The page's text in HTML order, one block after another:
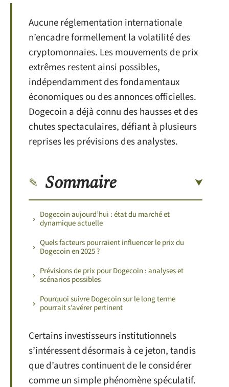
Aucune réglementation internationale
n’encadre formellement la volatilité des
cryptomonnaies. Les mouvements de prix
extrêmes restent ainsi possibles,
indépendamment des fondamentaux
économiques ou des annonces officielles.
Dogecoin a déjà connu des hausses et des
chutes spectaculaires, défiant à plusieurs
reprises les prévisions des analystes.
Sommaire
Dogecoin aujourd’hui : état du marché et
dynamique actuelle
Quels facteurs pourraient influencer le prix du
Dogecoin en 2025 ?
Prévisions de prix pour Dogecoin : analyses et
scénarios possibles
Pourquoi suivre Dogecoin sur le long terme
pourrait s’avérer pertinent
Certains investisseurs institutionnels
s’intéressent désormais à ce jeton, tandis
que d’autres continuent de le considérer
comme un simple phénomène spéculatif.